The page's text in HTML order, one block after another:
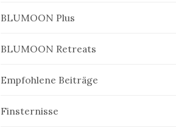
BLUMOON Plus
BLUMOON Retreats
Empfohlene Beiträge
Finsternisse